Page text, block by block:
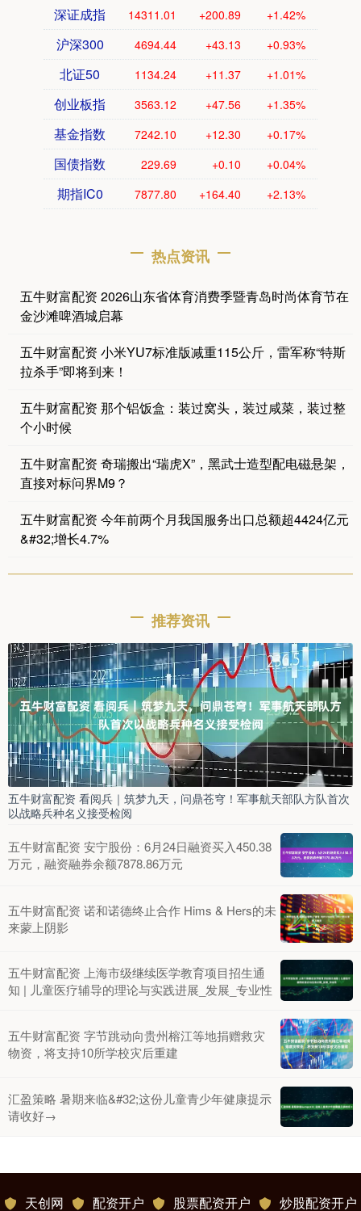
深证成指 14311.01 +200.89 +1.42%
沪深300 4694.44 +43.13 +0.93%
北证50 1134.24 +11.37 +1.01%
创业板指 3563.12 +47.56 +1.35%
基金指数 7242.10 +12.30 +0.17%
国债指数 229.69 +0.10 +0.04%
期指IC0 7877.80 +164.40 +2.13%
热点资讯
五牛财富配资 2026山东省体育消费季暨青岛时尚体育节在
金沙滩啤酒城启幕
五牛财富配资 小米YU7标准版减重115公斤，雷军称“特斯
拉杀手”即将到来！
五牛财富配资 那个铝饭盒：装过窝头，装过咸菜，装过整
个小时候
五牛财富配资 奇瑞搬出“瑞虎X”，黑武士造型配电磁悬架，
直接对标问界M9？
五牛财富配资 今年前两个月我国服务出口总额超4424亿元
&#32;增长4.7%
推荐资讯
五牛财富配资 看阅兵｜筑梦九天，问鼎苍穹！军事航天部队方队首次
以战略兵种名义接受检阅
五牛财富配资 安宁股份：6月24日融资买入450.38
万元，融资融券余额7878.86万元
五牛财富配资 诺和诺德终止合作 Hims & Hers的未
来蒙上阴影
五牛财富配资 上海市级继续医学教育项目招生通
知 | 儿童医疗辅导的理论与实践进展_发展_专业性
五牛财富配资 字节跳动向贵州榕江等地捐赠救灾
物资，将支持10所学校灾后重建
汇盈策略 暑期来临&#32;这份儿童青少年健康提示
请收好→
天创网 配资开户 股票配资开户 炒股配资开户